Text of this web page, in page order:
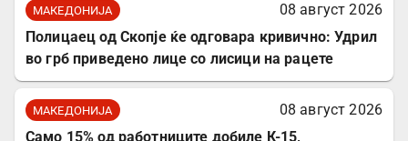
МАКЕДОНИЈА
08 август 2026
Полицаец од Скопје ќе одговара кривично: Удрил
во грб приведено лице со лисици на рацете
МАКЕДОНИЈА
08 август 2026
Само 15% од работниците добиле К-15,